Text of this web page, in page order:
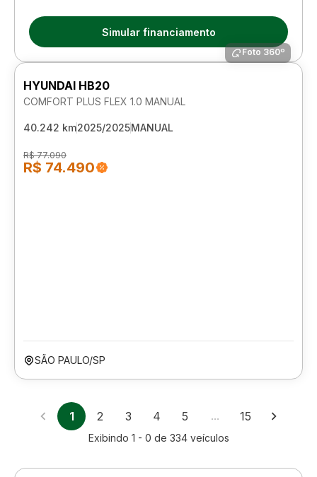
Simular financiamento
Foto 360º
HYUNDAI HB20
COMFORT PLUS FLEX 1.0 MANUAL
40.242 km2025/2025MANUAL
R$ 77.090
R$ 74.490
SÃO PAULO/SP
1 2 3 4 5 … 15
Exibindo 1 - 0 de 334 veículos